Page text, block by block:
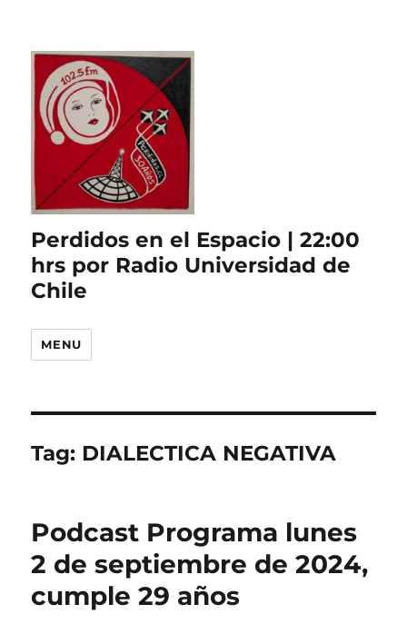
Perdidos en el Espacio | 22:00
hrs por Radio Universidad de
Chile
MENU
Tag: DIALECTICA NEGATIVA
Podcast Programa lunes
2 de septiembre de 2024,
cumple 29 años